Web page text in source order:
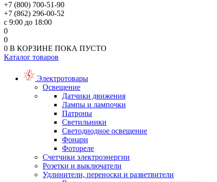
+7 (800) 700-51-90
+7 (862) 296-00-52
с 9:00 до 18:00
0
0
0 В КОРЗИНЕ ПОКА ПУСТО
Каталог товаров
Электротовары
Освещение
Датчики движения
Лампы и лампочки
Патроны
Светильники
Светодиодное освещение
Фонари
Фотореле
Счетчики электроэнергии
Розетки и выключатели
Удлинители, переноски и разветвители